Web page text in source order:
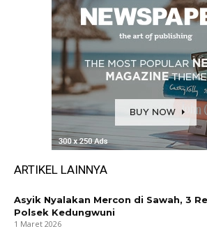
ARTIKEL LAINNYA
Asyik Nyalakan Mercon di Sawah, 3
Polsek Kedungwuni
1 Maret 2026